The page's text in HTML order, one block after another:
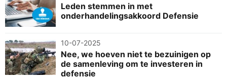
Leden stemmen in met
onderhandelingsakkoord Defensie
10-07-2025
Nee, we hoeven niet te bezuinigen op
de samenleving om te investeren in
defensie